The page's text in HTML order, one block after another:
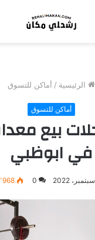
الرئيسية / أماكن للتسوق
أماكن للتسوق
محلات بيع
في ابوظبي
0